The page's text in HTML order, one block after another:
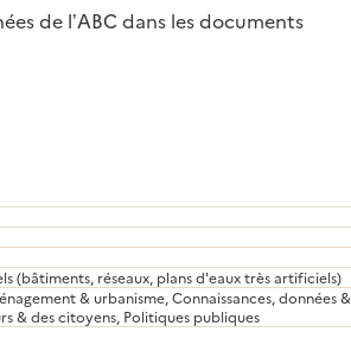
de l’ABC dans les documents
(bâtiments, réseaux, plans d'eaux très artificiels)
& urbanisme, Connaissances, données &
& des citoyens, Politiques publiques